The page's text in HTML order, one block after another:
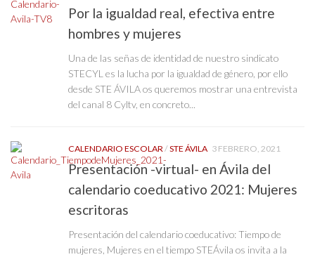
Por la igualdad real, efectiva entre
hombres y mujeres
Una de las señas de identidad de nuestro sindicato
STECYL es la lucha por la igualdad de género, por ello
desde STE ÁVILA os queremos mostrar una entrevista
del canal 8 Cyltv, en concreto...
CALENDARIO ESCOLAR /STE ÁVILA 3 FEBRERO, 2021
Presentación -virtual- en Ávila del
calendario coeducativo 2021: Mujeres
escritoras
Presentación del calendario coeducativo: Tiempo de
mujeres, Mujeres en el tiempo STEÁvila os invita a la